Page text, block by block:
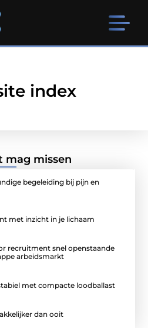
index
mag missen
begeleiding bij pijn en
met inzicht in je lichaam
recruitment snel openstaande
arbeidsmarkt
met compacte loodballast
dan ooit